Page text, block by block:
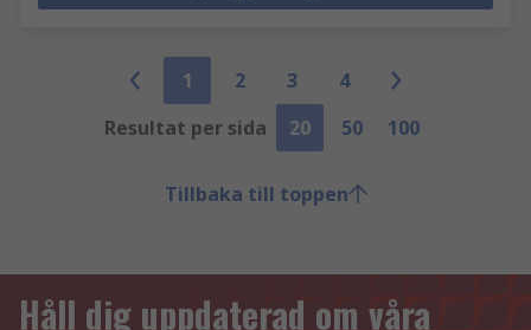
1 2 3
4
Resultat per sida
20 50 100
Tillbaka till toppen
Håll dig uppdaterad om våra